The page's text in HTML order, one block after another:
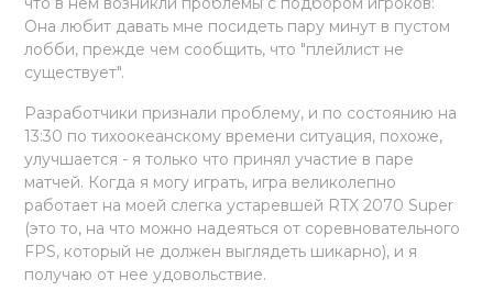
Она любит давать мне посидеть пару минут в пустом
лобби, прежде чем сообщить, что "плейлист не
существует".
Разработчики признали проблему, и по состоянию на
13:30 по тихоокеанскому времени ситуация, похоже,
улучшается - я только что принял участие в паре
матчей. Когда я могу играть, игра великолепно
работает на моей слегка устаревшей RTX 2070 Super
(это то, на что можно надеяться от соревновательного
FPS, который не должен выглядеть шикарно), и я
получаю от нее удовольствие.